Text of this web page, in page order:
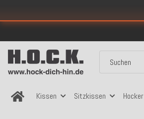
Kissen
Sitzkissen Hocker